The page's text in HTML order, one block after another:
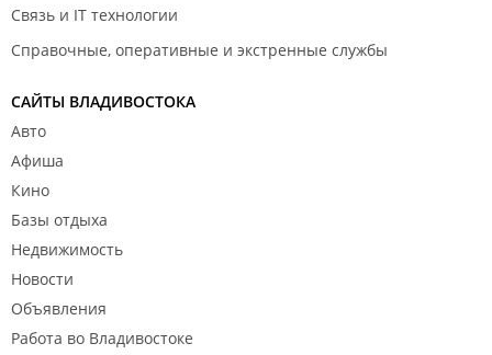
Связь и IT технологии
Справочные, оперативные и экстренные службы
САЙТЫ ВЛАДИВОСТОКА
Авто
Афиша
Кино
Базы отдыха
Недвижимость
Новости
Объявления
Работа во Владивостоке